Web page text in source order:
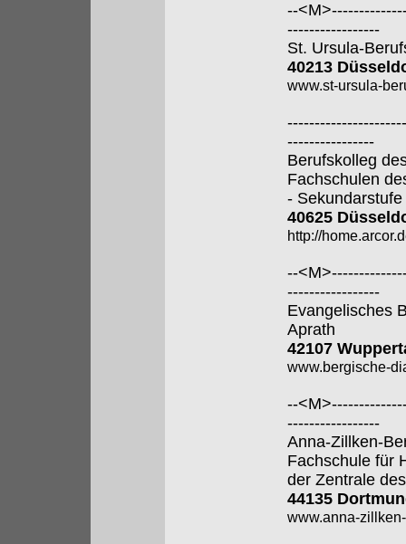
--
-----------------
St. Ursula-
40213
www.st-ursula-
----------------
Berufskolleg
Fachschulen
- Sekundarstufe
40625
http://
--
-----------------
Evangelisches
Aprath
42107
www.bergische-
--
-----------------
Anna-Zillken-
Fachschule für
der Zentrale
44135
www.anna-